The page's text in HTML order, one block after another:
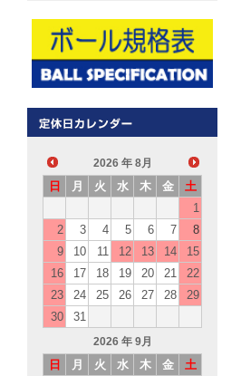
2026 年 8月
日 月 火 水 木 金
土
1
2
3 4 5 6 7
8
9
10 11 12 13 14
15
16
17 18 19 20 21
22
23
24 25 26 27 28
29
30
31
2026 年 9月
日 月 火 水 木 金
土